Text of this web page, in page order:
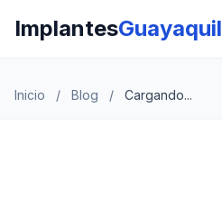
ImplantesGuayaquil
Inicio / Blog / Cargando...